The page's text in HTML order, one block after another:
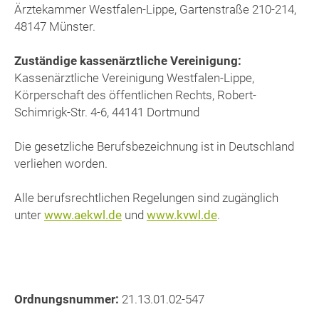
Ärztekammer Westfalen-Lippe, Gartenstraße 210-214,
48147 Münster.
Zuständige kassenärztliche Vereinigung:
Kassenärztliche Vereinigung Westfalen-Lippe,
Körperschaft des öffentlichen Rechts, Robert-
Schimrigk-Str. 4-6, 44141 Dortmund
Die gesetzliche Berufsbezeichnung ist in Deutschland
verliehen worden.
Alle berufsrechtlichen Regelungen sind zugänglich
unter www.aekwl.de und www.kvwl.de.
Ordnungsnummer: 21.13.01.02-547